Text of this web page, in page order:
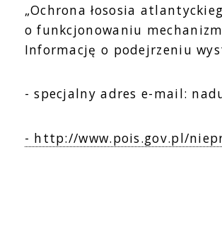
„Ochrona łososia
o funkcjonowaniu
Informację o podejrzeniu
- specjalny adres e-mail:
- http://www.pois.gov.pl/